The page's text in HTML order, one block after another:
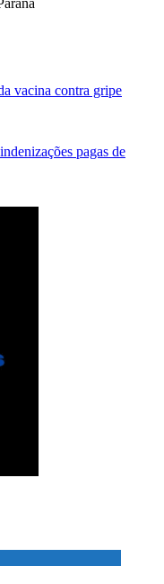
vacina contra gripe
pagas de